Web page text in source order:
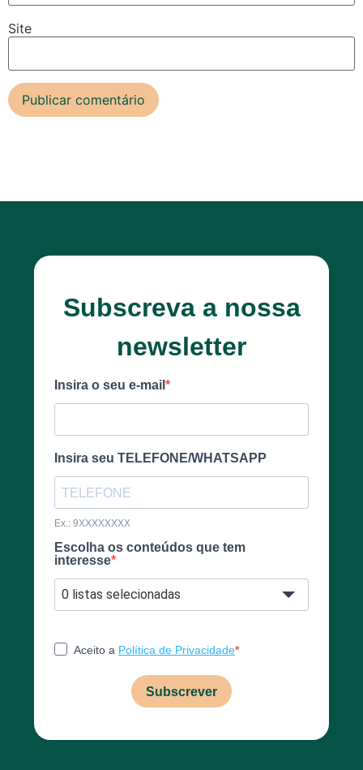
Site
Subscreva a nossa
newsletter
Insira o seu e-mail
Insira seu TELEFONE/WHATSAPP
Ex.: 9XXXXXXXX
Escolha os conteúdos que tem
interesse
0 listas selecionadas
Aceito a Política de Privacidade
Subscrever